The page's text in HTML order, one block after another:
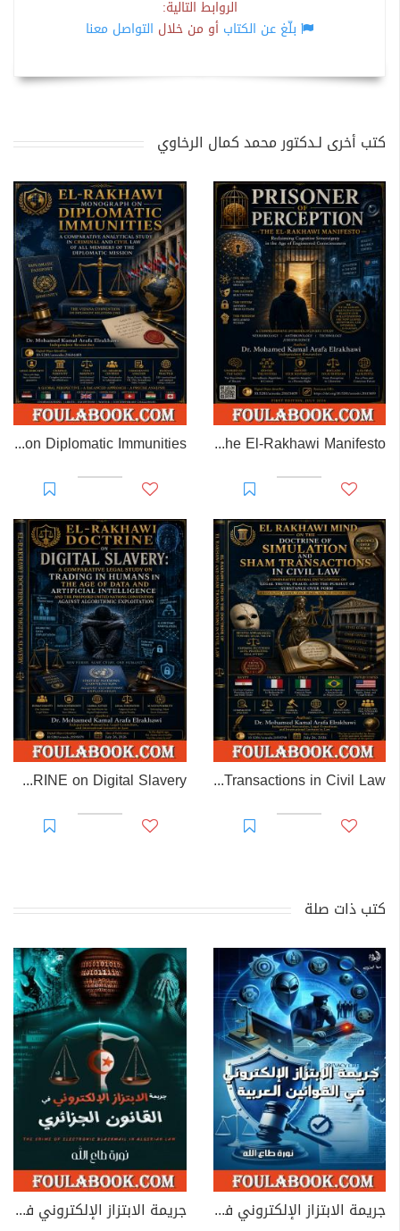
الروابط التالية:
بلّغ عن الكتاب أو من خلال التواصل معنا
كتب أخرى لـدكتور محمد كمال الرخاوي
Prisoner of Perception: The El-Rakhawi Manifesto
EL-RAKHAWI MONOGRAPH on Diplomatic Immunities
EL RAKHAWI MIND on the Doctrine of Simulation and Sham Transactions in Civil Law
EL-RAKHAWI DOCTRINE on Digital Slavery
كتب ذات صلة
جريمة الابتزاز الإلكتروني في القوانين العربية جريمة الابتزاز الإلكتروني في القانون الجزائري